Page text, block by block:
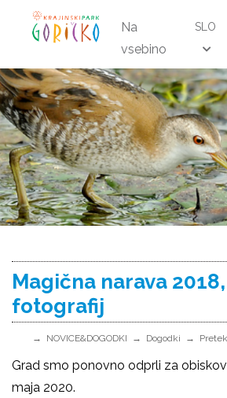
Na
vsebino
SLO
Magična narava
fotografij
NOVICE&DOGODKI Dogodki
Grad smo ponovno odprli za
maja 2020.